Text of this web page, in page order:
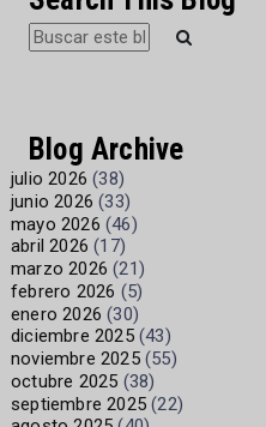
Blog Archive
julio 2026 (38)
junio 2026 (33)
mayo 2026 (46)
abril 2026 (17)
marzo 2026 (21)
febrero 2026 (5)
enero 2026 (30)
diciembre 2025(43)
noviembre 2025(55)
octubre 2025 (38)
septiembre 2025 (22)